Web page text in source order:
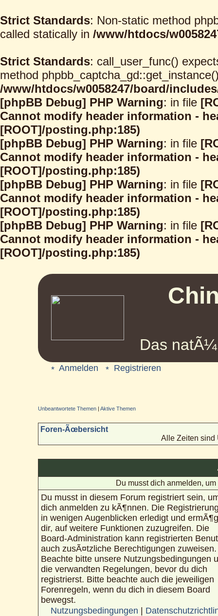
Strict Standards: Non-static method
called statically in /www/htdocs/
Strict Standards: call_user_func()
method
/www/htdocs/w0058247/board/
[phpBB Debug] PHP Warning: in file
Cannot modify header information -
[ROOT]/posting.php:185)
[phpBB Debug] PHP Warning: in file
Cannot modify header information -
[ROOT]/posting.php:185)
[phpBB Debug] PHP Warning: in file
Cannot modify header information -
[ROOT]/posting.php:185)
[phpBB Debug] PHP Warning: in file
Cannot modify header information -
[ROOT]/posting.php:185)
Das
Anmelden Registrieren
Unbeantwortete Themen |Aktive Themen
Foren-Ãœbersicht
Alle Zeiten sind
Du musst dich anmelden,
Du musst in diesem Forum registriert sein,
dich anmelden zu kÃ¶nnen. Die
in wenigen Augenblicken erledigt und
dir, auf weitere Funktionen zuzugreifen. Die
Board-Administration kann registrierten
auch zusÃ¤tzliche Berechtigungen zuweisen.
Beachte bitte unsere Nutzungsbedingungen
die verwandten Regelungen, bevor du dich
registrierst. Bitte beachte auch die jeweiligen
Forenregeln, wenn du dich in diesem Board
bewegst.
Nutzungsbedingungen |